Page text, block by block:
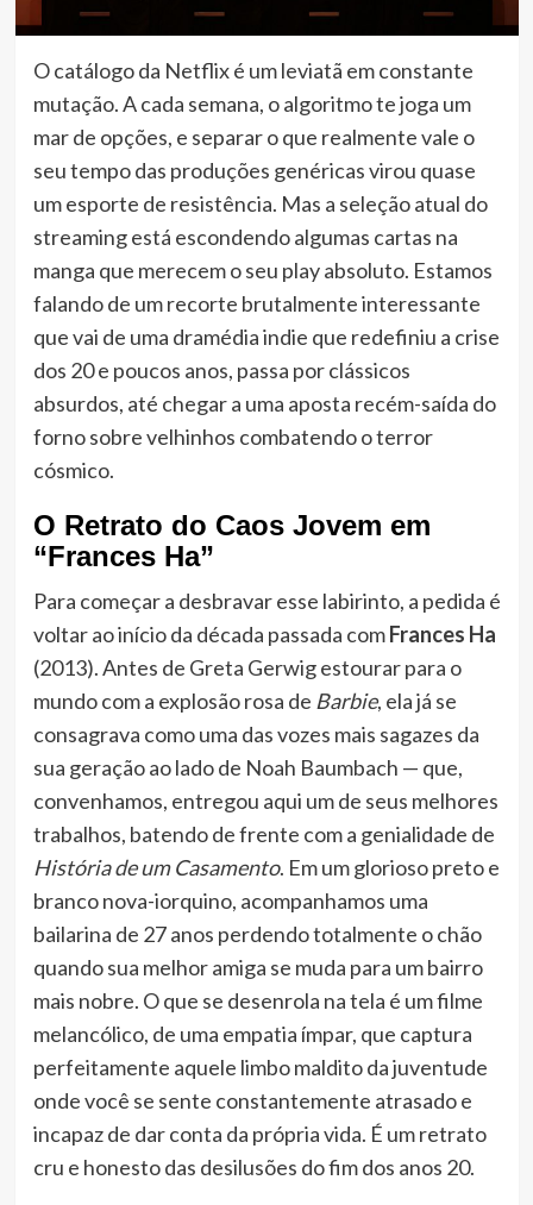
O catálogo da Netflix é um leviatã em constante
mutação. A cada semana, o algoritmo te joga um
mar de opções, e separar o que realmente vale o
seu tempo das produções genéricas virou quase
um esporte de resistência. Mas a seleção atual do
streaming está escondendo algumas cartas na
manga que merecem o seu play absoluto. Estamos
falando de um recorte brutalmente interessante
que vai de uma dramédia indie que redefiniu a crise
dos 20 e poucos anos, passa por clássicos
absurdos, até chegar a uma aposta recém-saída do
forno sobre velhinhos combatendo o terror
cósmico.
O Retrato do Caos Jovem em
“Frances Ha”
Para começar a desbravar esse labirinto, a pedida é
voltar ao início da década passada comFrances Ha
(2013). Antes de Greta Gerwig estourar para o
mundo com a explosão rosa de Barbie, ela já se
consagrava como uma das vozes mais sagazes da
sua geração ao lado de Noah Baumbach — que,
convenhamos, entregou aqui um de seus melhores
trabalhos, batendo de frente com a genialidade de
História de um Casamento. Em um glorioso preto e
branco nova-iorquino, acompanhamos uma
bailarina de 27 anos perdendo totalmente o chão
quando sua melhor amiga se muda para um bairro
mais nobre. O que se desenrola na tela é um filme
melancólico, de uma empatia ímpar, que captura
perfeitamente aquele limbo maldito da juventude
onde você se sente constantemente atrasado e
incapaz de dar conta da própria vida. É um retrato
cru e honesto das desilusões do fim dos anos 20.